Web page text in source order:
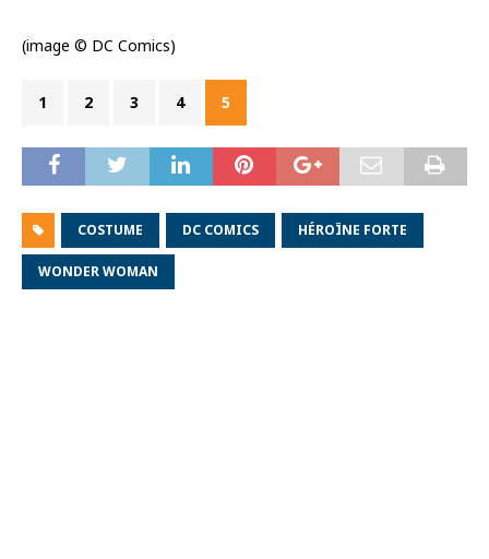
(image © DC Comics)
1 2 3 4 5
COSTUME DC COMICS HÉROÏNE FORTE
WONDER WOMAN